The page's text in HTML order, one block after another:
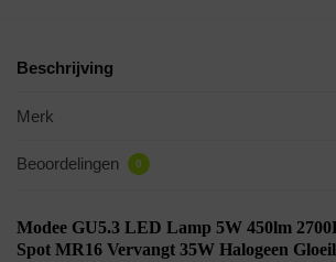
Beschrijving
Merk
Beoordelingen 0
Modee GU5.3 LED Lamp 5W 450lm
Spot MR16 Vervangt 35W Halogeen